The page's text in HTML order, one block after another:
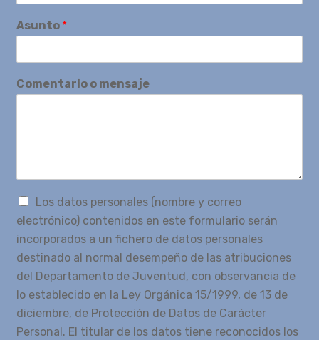
Asunto *
Comentario o mensaje
Los datos personales (nombre y correo
electrónico) contenidos en este formulario serán
incorporados a un fichero de datos personales
destinado al normal desempeño de las atribuciones
del Departamento de Juventud, con observancia de
lo establecido en la Ley Orgánica 15/1999, de 13 de
diciembre, de Protección de Datos de Carácter
Personal. El titular de los datos tiene reconocidos los